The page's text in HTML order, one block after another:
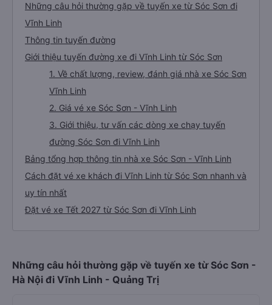
Những câu hỏi thường gặp về tuyến xe từ Sóc Sơn đi
Vĩnh Linh
Thông tin tuyến đường
Giới thiệu tuyến đường xe đi Vĩnh Linh từ Sóc Sơn
1. Về chất lượng, review, đánh giá nhà xe Sóc Sơn
Vĩnh Linh
2. Giá vé xe Sóc Sơn - Vĩnh Linh
3. Giới thiệu, tư vấn các dòng xe chạy tuyến
đường Sóc Sơn đi Vĩnh Linh
Bảng tổng hợp thông tin nhà xe Sóc Sơn - Vĩnh Linh
Cách đặt vé xe khách đi Vĩnh Linh từ Sóc Sơn nhanh và
uy tín nhất
Đặt vé xe Tết 2027 từ Sóc Sơn đi Vĩnh Linh
Những câu hỏi thường gặp về tuyến xe từ Sóc Sơn -
Hà Nội đi Vĩnh Linh - Quảng Trị